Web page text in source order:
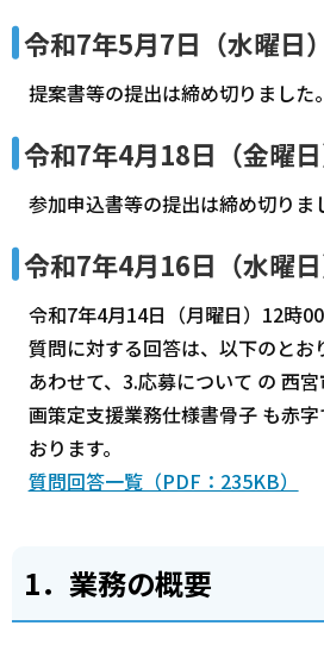
令和7年5月7日（水曜日
提案書等の提出は締め切りました。
令和7年4月18日（金曜
参加申込書等の提出は締め切りま
令和7年4月16日（水曜
令和7年4月14日（月曜日）12時
質問に対する回答は、以下のとお
あわせて、3.応募について の 西
画策定支援業務仕様書骨子 も赤
おります。
質問回答一覧（PDF：235KB）
1．業務の概要